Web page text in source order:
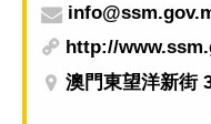
http://
澳門東望洋新街